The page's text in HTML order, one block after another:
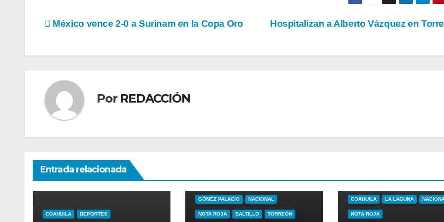
Navegación
Hospitalizan a Alberto Vázquez en
México vence 2-0 a Surinam en la Copa Oro
Por REDACCIÓN
Entrada relacionada
COAHUILA DEPORTES
GÓMEZ PALACIO NACIONAL
NOTA ROJA SALTILLO TORREÓN
COAHUILA LA LAGUNA
NOTA ROJA